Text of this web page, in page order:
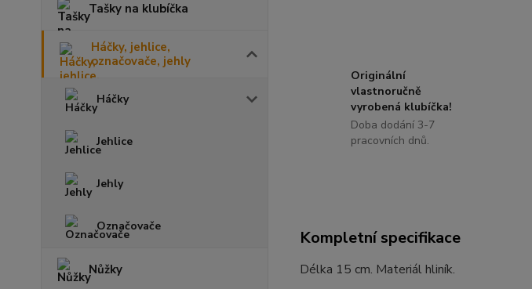
Tašky na klubíčka
Háčky, jehlice,
označovače, jehly
Háčky
Jehlice
Jehly
Označovače
Nůžky
Originální
vlastnoručně
vyrobená klubíčka!
Doba dodání 3-7
pracovních dnů.
Kompletní specifikace
Délka 15 cm. Materiál hliník.